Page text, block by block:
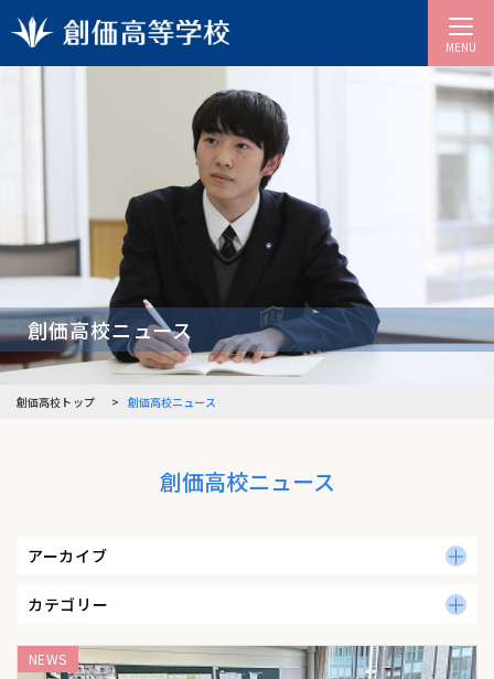
MENU
創価高校ニュース
創価高校トップ 創価高校ニュース
創価高校ニュース
アーカイブ
カテゴリー
NEWS